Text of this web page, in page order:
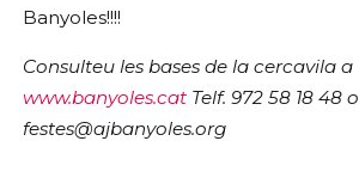
Banyoles!!!!
Consulteu les bases de la cercavila a
www.banyoles.cat Telf. 972 58 18 48 o
festes@ajbanyoles.org